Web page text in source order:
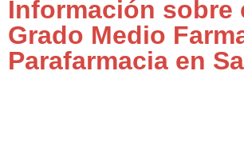
Información sobre
Grado Medio
Parafarmacia en